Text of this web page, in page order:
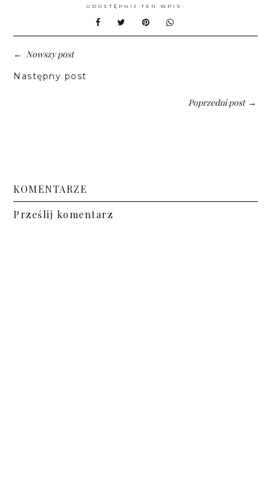
UDOSTĘPNIJ TEN WPIS:
← Nowszy post
Następny post
Poprzedni post→
KOMENTARZE
Prześlij komentarz